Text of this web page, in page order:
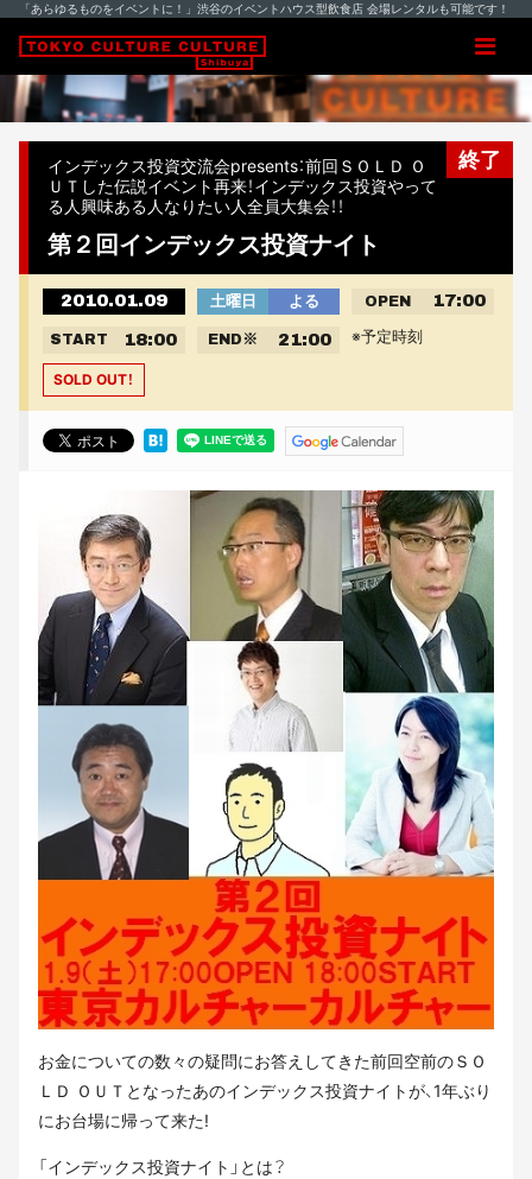
「あらゆるものをイベントに！」渋谷のイベントハウス型飲食店 会場レンタルも可能です！
終了
インデックス投資交流会presents：前回ＳＯＬＤ Ｏ
ＵＴした伝説イベント再来！インデックス投資やって
る人興味ある人なりたい人全員大集会！！
第２回インデックス投資ナイト
2010.01.09 土曜日 よる OPEN 17:00
START 18:00 END ※ 21:00 ※予定時刻
SOLD OUT！
お金についての数々の疑問にお答えしてきた前回空前のＳＯ
ＬＤ ＯＵＴとなったあのインデックス投資ナイトが、1年ぶり
にお台場に帰って来た!
「インデックス投資ナイト」とは？